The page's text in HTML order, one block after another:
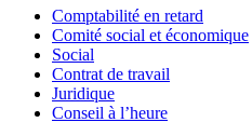
Comptabilité en retard
Comité social et économique
Social
Contrat de travail
Juridique
Conseil à l’heure